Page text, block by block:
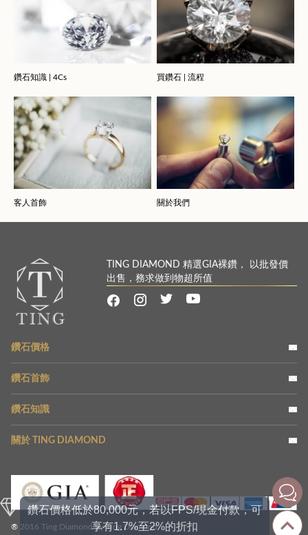
鑽石價格低於80,000元，若以FPS/現金付款，可
享有1.7%至2%的折扣
鑽石知識 | 4Cs 買鑽石 | 流程
客人首飾 關於我們
TING DIAMOND 精選GIA裸鑽， 以批發價
出售，務求做到物超所值
鑽石價格
鑽石首飾
鑽石知識
關於 TING DIAMOND
® 2016 Ting Diamond by Ting Diamond